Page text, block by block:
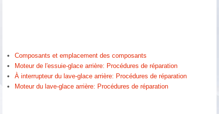
Composants et emplacement des composants
Moteur de l′essuie-glace arrière: Procédures de réparation
À interrupteur du lave-glace arrière: Procédures de réparation
Moteur du lave-glace arrière: Procédures de réparation